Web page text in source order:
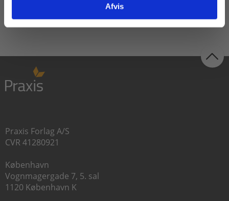
Afvis
Praxis Forlag A/S
CVR 41280921
København
Vognmagergade 7, 5. sal
1120 København K